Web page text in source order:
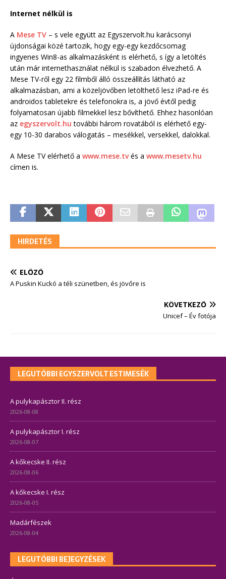
Internet nélkül is
A Mese TV – s vele együtt az Egyszervolt.hu karácsonyi
újdonságai közé tartozik, hogy egy-egy kezdőcsomag
ingyenes Win8-as alkalmazásként is elérhető, s így a letöltés
után már internethasználat nélkül is szabadon élvezhető. A
Mese TV-ről egy 22 filmből álló összeállítás látható az
alkalmazásban, ami a közeljövőben letölthető lesz iPad-re és
androidos tabletekre és telefonokra is, a jövő évtől pedig
folyamatosan újabb filmekkel lesz bővíthető. Ehhez hasonlóan
az egyszervolt.hu további három rovatából is elérhető egy-
egy 10-30 darabos válogatás – mesékkel, versekkel, dalokkal.
A Mese TV elérhető a www.mese.tvés a www.mesetv.hu
címen is.
HIRDETÉS
ELŐZŐ
A Puskin Kuckó a téli szünetben, és jövőre is
KÖVETKEZŐ
Unicef – Év fotója
LEGUTÓBBI EGYSZERVOLT ESTIMESÉK
A pulykapásztor II. rész
2026-08-08
A pulykapásztor I. rész
2026-08-07
A kőkecske II. rész
2026-08-06
A kőkecske I. rész
2026-08-05
Madárfészek
2026-08-04
LEGUTÓBBI BEJEGYZÉSEK